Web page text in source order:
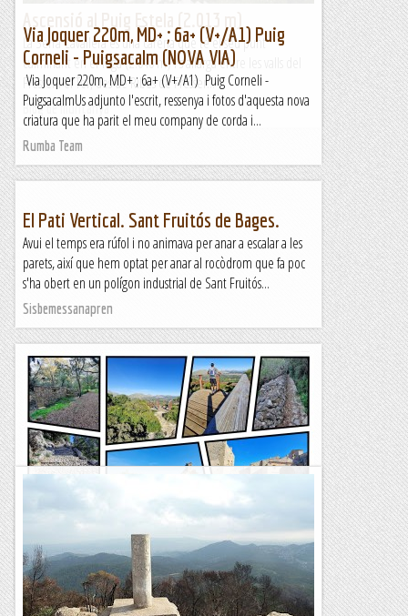
La Serra Cavallera és una carena que té el seu punt
culminant en el Taga (2.040 m) i s'allarga entre les valls del
Fresser i el Ter, des de Ribes de Fresser...
Blog de muntanya
Via Joquer 220m, MD+ ; 6a+ (V+/A1) Puig
Corneli - Puigsacalm (NOVA VIA)
Via Joquer 220m, MD+ ; 6a+ (V+/A1) Puig Corneli -
PuigsacalmUs adjunto l'escrit, ressenya i fotos d'aquesta nova
criatura que ha parit el meu company de corda i...
Rumba Team
El Pati Vertical. Sant Fruitós de Bages.
Avui el temps era rúfol i no animava per anar a escalar a les
parets, així que hem optat per anar al rocòdrom que fa poc
s'ha obert en un polígon industrial de Sant Fruitós...
Sisbemessanapren
Puig de Maria y Puig de Santuïri
TrailRunningMallorca – Correr por la isla de Mallorca